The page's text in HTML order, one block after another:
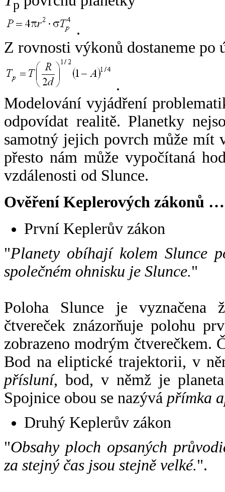
p
.
Z rovnosti výkonů dostaneme po
.
Modelování vyjádření
odpovídat realitě. Planetky
samotný jejich povrch může mít
přesto nám může vypočítaná
vzdálenosti od Slunce.
Ověření Keplerových zákonů …
První Keplerův zákon
"Planety obíhají kolem Slunce
společném ohnisku je Slunce."
Poloha Slunce je vyznačena
čtvereček znázorňuje polohu
zobrazeno modrým čtverečkem.
Bod na eliptické trajektorii, v
přísluní, bod, v němž je
Spojnice obou se nazývá přímka
Druhý Keplerův zákon
"Obsahy ploch opsaných
za stejný čas jsou stejně velké.".